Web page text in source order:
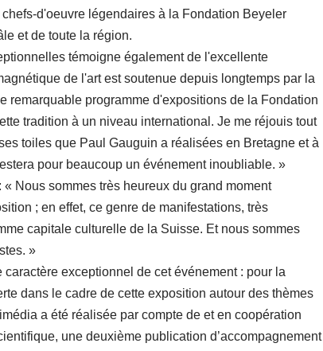
d'oeuvre légendaires à la Fondation Beyeler
et de toute la région.
témoigne également de l'excellente
de l'art est soutenue depuis longtemps par la
remarquable programme d'expositions de la Fondation
tradition à un niveau international. Je me réjouis tout
toiles que Paul Gauguin a réalisées en Bretagne et à
pour beaucoup un événement inoubliable. »
Nous sommes très heureux du grand moment
; en effet, ce genre de manifestations, très
capitale culturelle de la Suisse. Et nous sommes
»
exceptionnel de cet événement : pour la
dans le cadre de cette exposition autour des thèmes
a été réalisée par compte de et en coopération
une deuxième publication d’accompagnement